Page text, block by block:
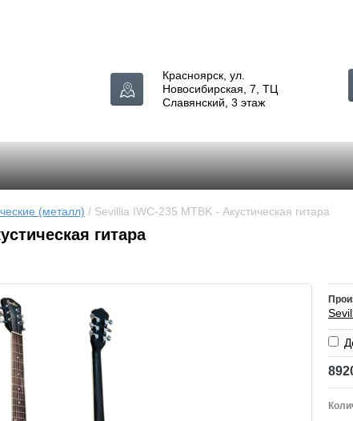
Красноярск, ул.
Новосибирская, 7, ТЦ
Славянский, 3 этаж
(металл) / Sevillia IWC-235 MTBK - Акустическая гитара
гитара